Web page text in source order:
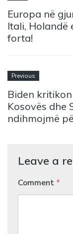
Europa në
Itali, Holandë
forta!
Previous
Biden
Kosovës dhe
ndihmojmë
Leave a
Comment *